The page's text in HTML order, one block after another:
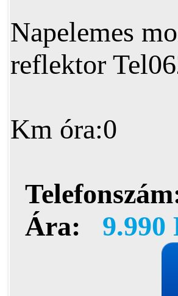
Napelemes
reflektor
Km óra:0
Ára:
9.990